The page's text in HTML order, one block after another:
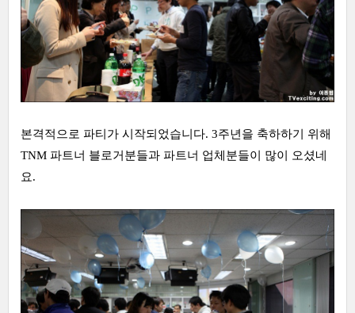
본격적으로 파티가 시작되었습니다. 3주년을 축하하기 위해
TNM 파트너 블로거분들과 파트너 업체분들이 많이 오셨네
요.